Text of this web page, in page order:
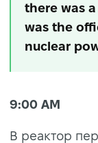
there was
was the
nuclear
9:00 AM
В реактор